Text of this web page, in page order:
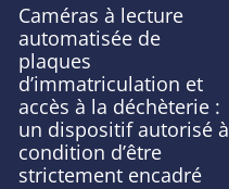
Caméras à lecture
automatisée de
plaques
d’immatriculation et
accès à la déchèterie :
un dispositif autorisé à
condition d’être
strictement encadré